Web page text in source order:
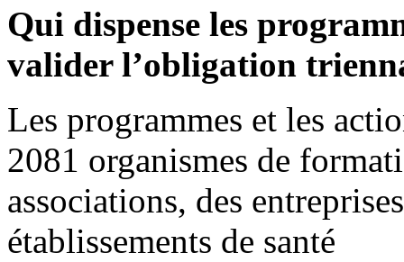
Qui dispense les
valider l’obligation
Les programmes et les
2081 organismes de
associations, des
établissements de santé